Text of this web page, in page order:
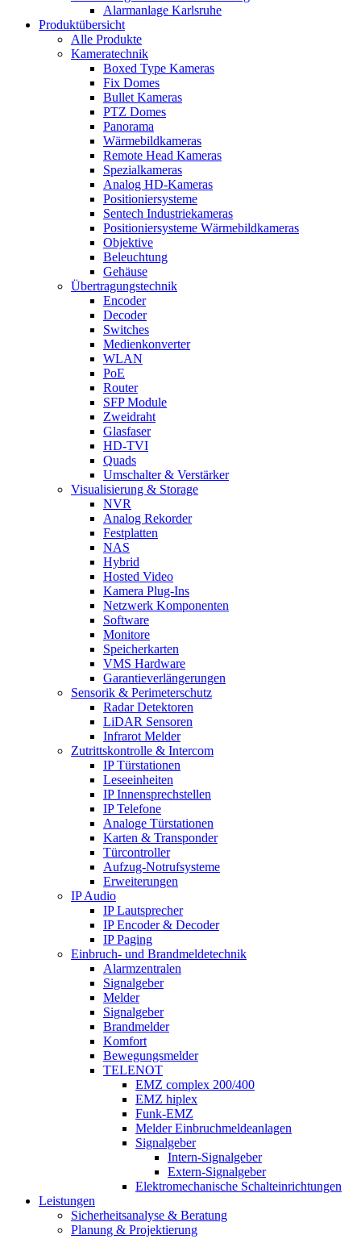
Alarmanlage Karlsruhe
Produktübersicht
Alle Produkte
Kameratechnik
Boxed Type Kameras
Fix Domes
Bullet Kameras
PTZ Domes
Panorama
Wärmebildkameras
Remote Head Kameras
Spezialkameras
Analog HD-Kameras
Positioniersysteme
Sentech Industriekameras
Positioniersysteme Wärmebildkameras
Objektive
Beleuchtung
Gehäuse
Übertragungstechnik
Encoder
Decoder
Switches
Medienkonverter
WLAN
PoE
Router
SFP Module
Zweidraht
Glasfaser
HD-TVI
Quads
Umschalter & Verstärker
Visualisierung & Storage
NVR
Analog Rekorder
Festplatten
NAS
Hybrid
Hosted Video
Kamera Plug-Ins
Netzwerk Komponenten
Software
Monitore
Speicherkarten
VMS Hardware
Garantieverlängerungen
Sensorik & Perimeterschutz
Radar Detektoren
LiDAR Sensoren
Infrarot Melder
Zutrittskontrolle & Intercom
IP Türstationen
Leseeinheiten
IP Innensprechstellen
IP Telefone
Analoge Türstationen
Karten & Transponder
Türcontroller
Aufzug-Notrufsysteme
Erweiterungen
IP Audio
IP Lautsprecher
IP Encoder & Decoder
IP Paging
Einbruch- und Brandmeldetechnik
Alarmzentralen
Signalgeber
Melder
Signalgeber
Brandmelder
Komfort
Bewegungsmelder
TELENOT
EMZ complex 200/400
EMZ hiplex
Funk-EMZ
Melder Einbruchmeldeanlagen
Signalgeber
Intern-Signalgeber
Extern-Signalgeber
Elektromechanische Schalteinrichtungen
Leistungen
Sicherheitsanalyse & Beratung
Planung & Projektierung​